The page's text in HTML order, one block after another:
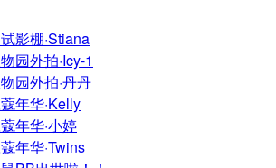
影棚·Stiana
园外拍·Icy-1
园外拍·丹丹
年华·Kelly
年华·小婷
年华·Twins